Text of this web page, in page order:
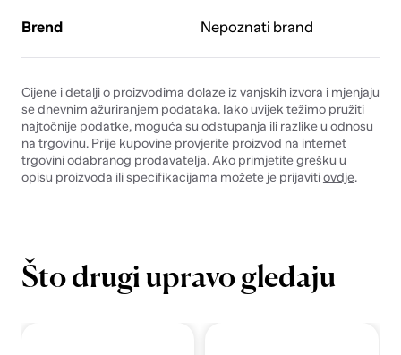
Brend Nepoznati brand
Cijene i detalji o proizvodima dolaze iz vanjskih izvora i mjenjaju
se dnevnim ažuriranjem podataka. Iako uvijek težimo pružiti
najtočnije podatke, moguća su odstupanja ili razlike u odnosu
na trgovinu. Prije kupovine provjerite proizvod na internet
trgovini odabranog prodavatelja. Ako primjetite grešku u
opisu proizvoda ili specifikacijama možete je prijavitiovdje.
Što drugi upravo gledaju